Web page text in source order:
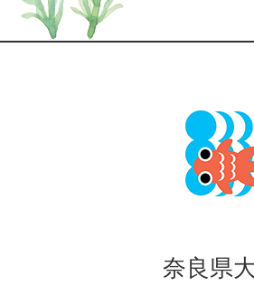
ページの先頭へ
奈良県